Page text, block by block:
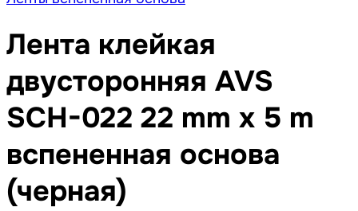
Лента клейкая
двусторонняя AVS
SCH-022 22 mm x 5 m
вспененная основа
(черная)